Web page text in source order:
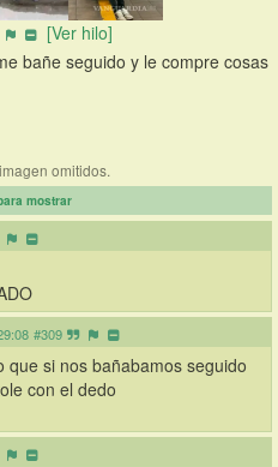
[Ver hilo]
bañe seguido y le compre cosas
omitidos.
mostrar
#309
que si nos bañabamos seguido
con el dedo